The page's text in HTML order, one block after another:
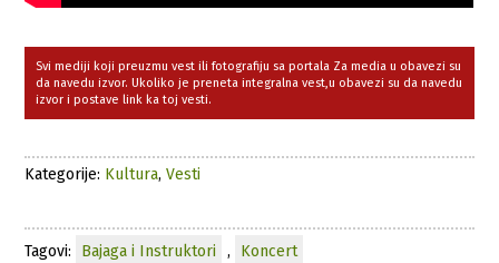
Svi mediji koji preuzmu vest ili fotografiju sa portala Za media u obavezi su
da navedu izvor. Ukoliko je preneta integralna vest,u obavezi su da navedu
izvor i postave link ka toj vesti.
Kategorije: Kultura,Vesti
Tagovi: Bajaga i Instruktori , Koncert